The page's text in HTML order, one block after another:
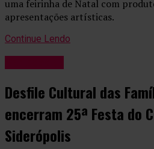
uma feirinha de Natal com
apresentações artísticas.
Continue Lendo
Desfile Cultural das
encerram 25ª Festa do
Siderópolis